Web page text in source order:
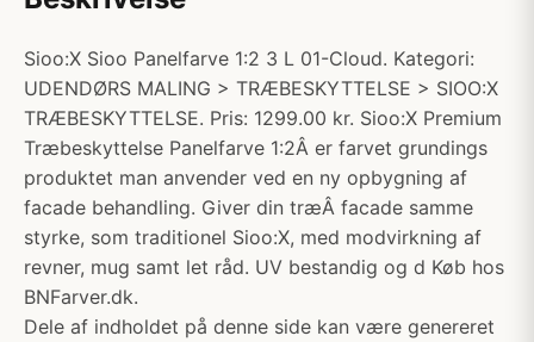
Sioo:X Sioo Panelfarve 1:2 3 L 01-Cloud. Kategori:
UDENDØRS MALING > TRÆBESKYTTELSE > SIOO:X
TRÆBESKYTTELSE. Pris: 1299.00 kr. Sioo:X Premium
Træbeskyttelse Panelfarve 1:2Â er farvet grundings
produktet man anvender ved en ny opbygning af
facade behandling. Giver din træÂ facade samme
styrke, som traditionel Sioo:X, med modvirkning af
revner, mug samt let råd. UV bestandig og d Køb hos
BNFarver.dk.
Dele af indholdet på denne side kan være genereret